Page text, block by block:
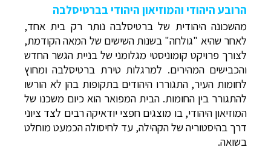
הרובע היהודי והמוזיאון היהודי בברטיסלבה
מהשכונה היהודית של ברטיסלבה נותר רק בית אחד,
לאחר שהיא "גולחה" בשנות השישים של המאה הקודמת,
לצורך פרויקט קומוניסטי מגלומני של בניית הגשר החדש
והכבישים המהירים. למרגלות טירת ברטיסלבה ומחוץ
לחומות העיר, התגוררו היהודים בתקופות בהן לא הורשו
להתגורר בין החומות. הבית המפואר הוא כיום משכנו של
המוזיאון היהודי, בו מוצגים חפצי יודאיקה רבים לצד ציוני
דרך בהיסטוריה של הקהילה, עד לחיסולה הכמעט מוחלט
בשואה.